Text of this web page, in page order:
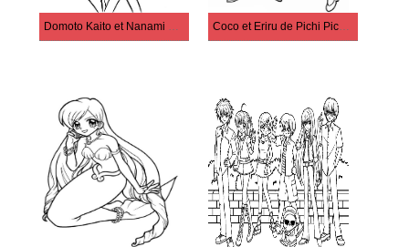
Domoto Kaito et Nanami Luchia Coco et Eriru de Pichi Pichi Pitch : La Mélodie des sirènes